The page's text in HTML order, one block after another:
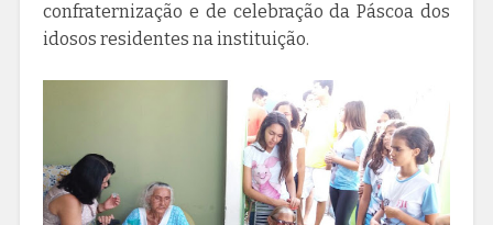
confraternização e de celebração da Páscoa dos
idosos residentes na instituição.